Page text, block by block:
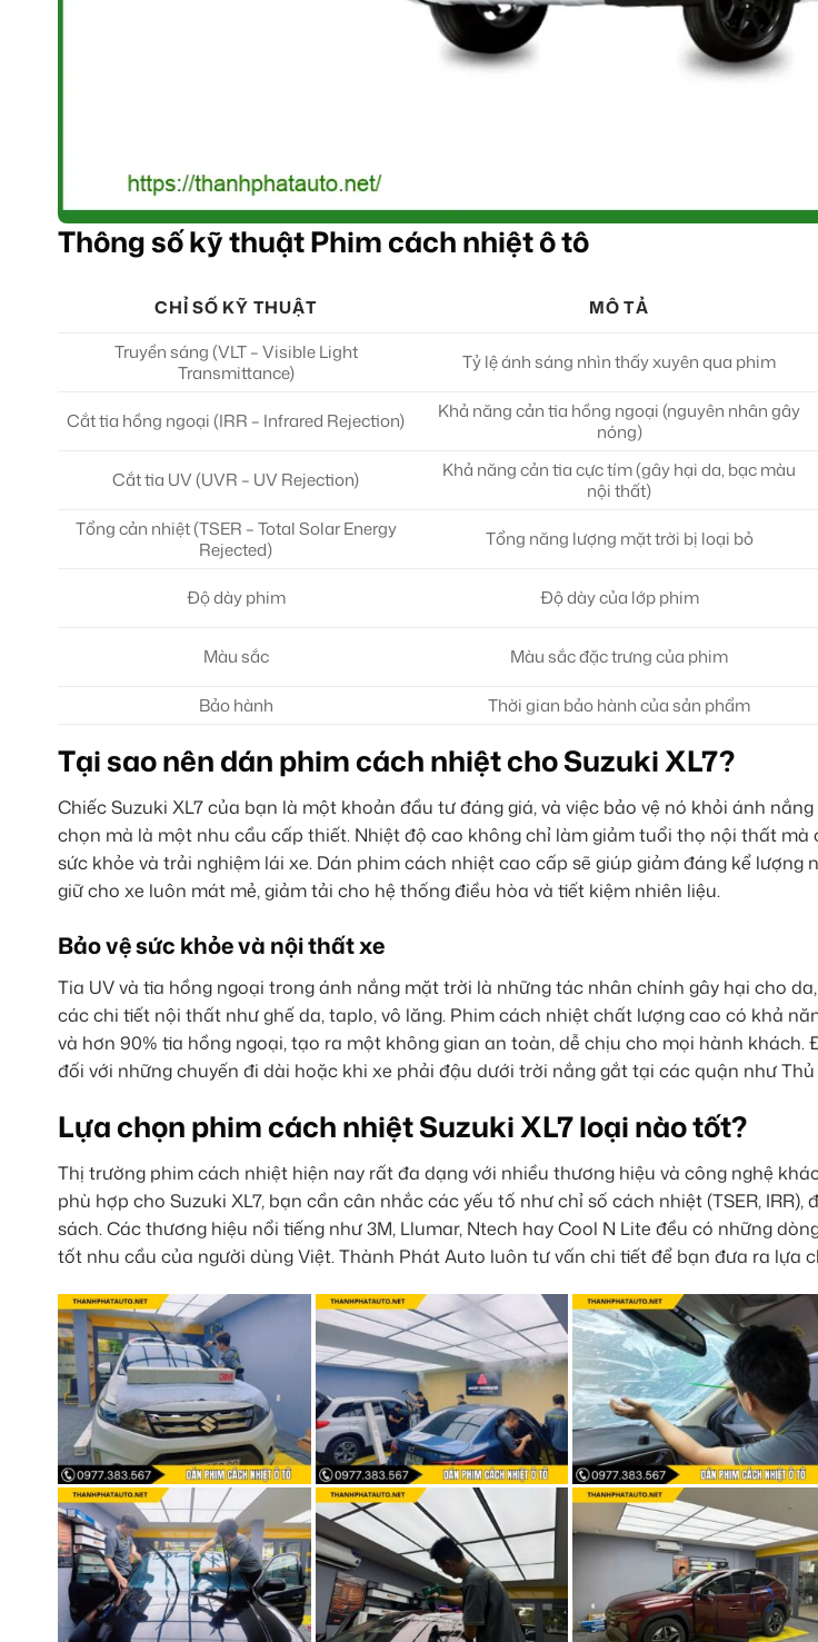
Thông số kỹ thuật Phim cách nhiệt ô tô
CHỈ SỐ KỸ THUẬT MÔ TẢ
Truyền sáng (VLT – Visible Light
Transmittance)
Tỷ lệ ánh sáng nhìn thấy xuyên qua phim
Cắt tia hồng ngoại (IRR – Infrared Rejection)
Khả năng cản tia hồng ngoại (nguyên nhân gây
nóng)
Cắt tia UV (UVR – UV Rejection)
Khả năng cản tia cực tím (gây hại da, bạc màu
nội thất)
Tổng cản nhiệt (TSER – Total Solar Energy
Rejected)
Tổng năng lượng mặt trời bị loại bỏ
Độ dày phim Độ dày của lớp phim
Màu sắc Màu sắc đặc trưng của phim
Bảo hành
Thời gian bảo hành của sản phẩm
Tại sao nên dán phim cách nhiệt cho Suzuki XL7?
Chiếc Suzuki XL7 của bạn là một khoản đầu tư đáng giá, và việc bảo vệ nó khỏi ánh
chọn mà là một nhu cầu cấp thiết. Nhiệt độ cao không chỉ làm giảm tuổi thọ nội thất mà
sức khỏe và trải nghiệm lái xe. Dán phim cách nhiệt cao cấp sẽ giúp giảm đáng kể lượng
giữ cho xe luôn mát mẻ, giảm tải cho hệ thống điều hòa và tiết kiệm nhiên liệu.
Bảo vệ sức khỏe và nội thất xe
Tia UV và tia hồng ngoại trong ánh nắng mặt trời là những tác nhân chính gây hại cho
các chi tiết nội thất như ghế da, taplo, vô lăng. Phim cách nhiệt chất lượng cao có khả
và hơn 90% tia hồng ngoại, tạo ra một không gian an toàn, dễ chịu cho mọi hành
đối với những chuyến đi dài hoặc khi xe phải đậu dưới trời nắng gắt tại các quận như Thủ
Lựa chọn phim cách nhiệt Suzuki XL7 loại nào tốt?
Thị trường phim cách nhiệt hiện nay rất đa dạng với nhiều thương hiệu và công nghệ
phù hợp cho Suzuki XL7, bạn cần cân nhắc các yếu tố như chỉ số cách nhiệt (TSER, IRR),
sách. Các thương hiệu nổi tiếng như 3M, Llumar, Ntech hay Cool N Lite đều có những
tốt nhu cầu của người dùng Việt. Thành Phát Auto luôn tư vấn chi tiết để bạn đưa ra lựa